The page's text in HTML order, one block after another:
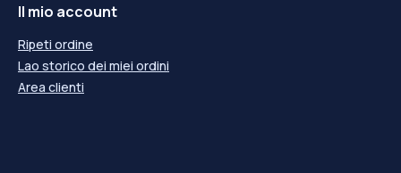
Il mio account
Ripeti ordine
Lao storico dei miei ordini
Area clienti